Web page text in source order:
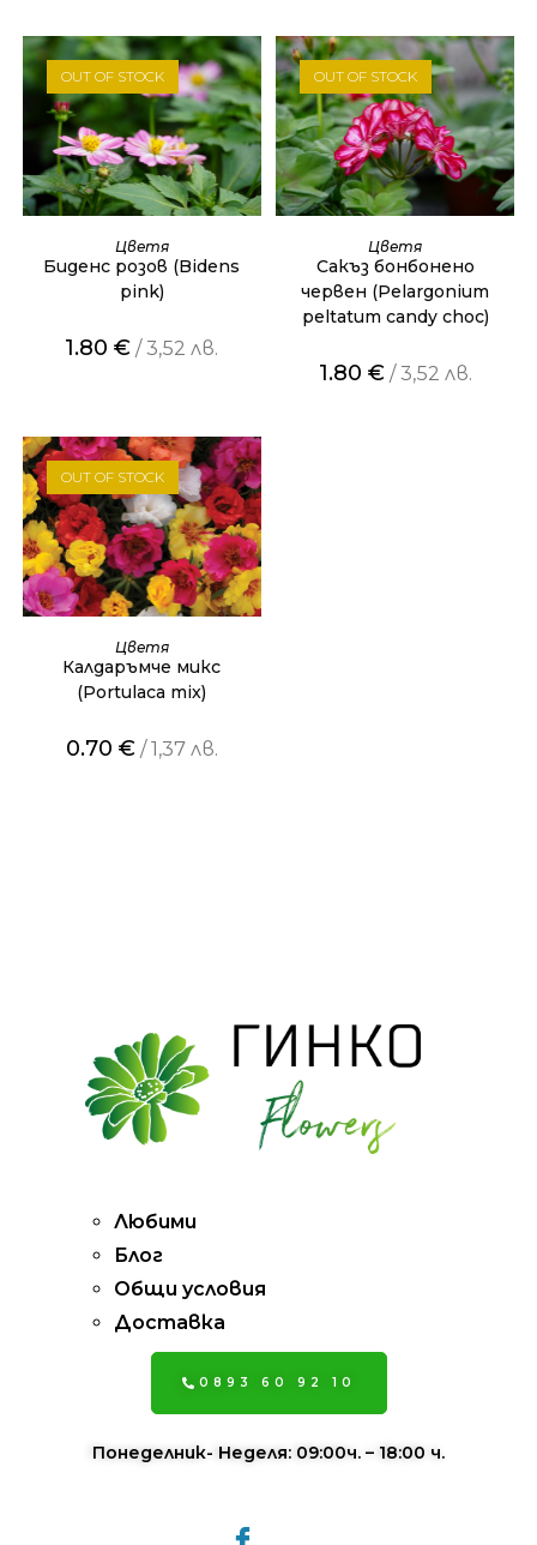
OUT OF STOCK
ОЩЕ
Цветя
Биденс розов (Bidens
pink)
1.80€ / 3,52 лв.
OUT OF STOCK
ОЩЕ
Цветя
Сакъз бонбонено
червен (Pelargonium
peltatum candy choc)
1.80 €/ 3,52 лв.
OUT OF STOCK
ОЩЕ
Цветя
Калдаръмче микс
(Portulaca mix)
0.70 €/ 1,37 лв.
Любими
Блог
Общи условия
Доставка
0893 60 92 10
Понеделник- Неделя: 09:00ч. – 18:00 ч.